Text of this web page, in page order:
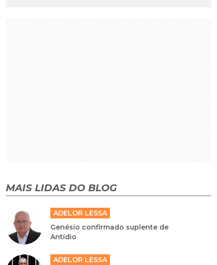
MAIS LIDAS DO BLOG
ADELOR LESSA
Genésio confirmado suplente de
Antídio
ADELOR LESSA